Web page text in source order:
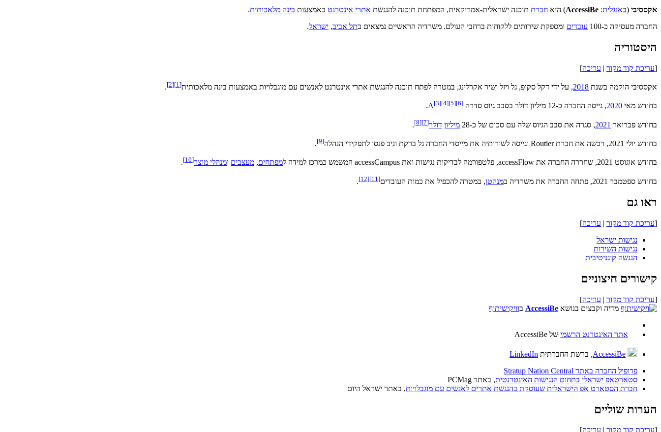
אקססיבי (באנגלית:
AccessiBe) היא חברת תוכנה ישראלית-אמריקאית, המפתחת תוכנה להנגשת אתרי אינטרנט באמצעות בינה מלאכותית.
החברה מעסיקה כ-100
עובדים ומספקת שירותים ללקוחות ברחבי העולם. משרדיה הראשיים נמצאים בתל אביב, ישראל.
היסטוריה
[עריכת קוד מקור | עריכה]
אקססיבי הוקמה בשנת 2018, על ידי דקל סקופ, גל ויזל ושיר אקרלינג, במטרה לפתח תוכנה להנגשת אתרי אינטרנט לאנשים עם מוגבלויות באמצעות בינה מלאכותית[
1
]
[
2
]
.
בחודש מאי 2020, גייסה החברה כ-12 מיליון דולר בסבב גיוס סדרה A [3][4][5][6]
.
בחודש פברואר 2021, סגרה את סבב הגיוס שלה עם סכום של כ-28 מיליון דולר[
7
]
[
8
]
.
בחודש יולי 2021, רכשה את חברת Routier וגייסה לשורותיה את מייסדי החברה גל ברקת וניב פנסו לתפקידי הנהלה [
9
]
.
בחודש אוגוסט 2021, שחררה החברה את accessFlow, פלטפורמה לבדיקות נגישות ואת accessCampus המשמש כמרכז למידה ל מפתחים, מעצבים ומנהלי מוצר[
10
]
.
בחודש ספטמבר 2021, פתחה החברה את משרדיה ב מנהטן, במטרה להכפיל את כמות העובדים[
11
]
[
12
]
.
ראו גם
[עריכת קוד מקור | עריכה]
נגישות ישראל
נגישות השירות
הנגשה קוגניטיבית
קישורים חיצוניים
[עריכת קוד מקור | עריכה]
מדיה וקבצים בנושא AccessiBe בוויקישיתוף
אתר האינטרנט הרשמי של AccessiBe
AccessiBe, ברשת החברתית LinkedIn
פרופיל החברה באתר Stratup Nation Central
סטארטאפ ישראלי בתחום הנגישות האינטרנטית, באתר PCMag
חברת הסטארט אפ הישראלית שעוסקת בהנגשת אתרים לאנשים עם מוגבלויות, באתר ישראל היום
הערות שוליים
[עריכת קוד מקור עריכה]